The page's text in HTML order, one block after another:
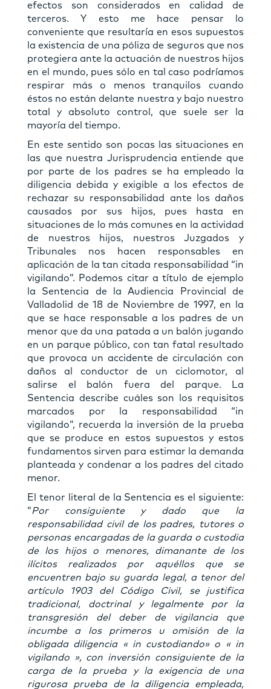
efectos son considerados en calidad de
terceros. Y esto me hace pensar lo
conveniente que resultaría en esos supuestos
la existencia de una póliza de seguros que nos
protegiera ante la actuación de nuestros hijos
en el mundo, pues sólo en tal caso podríamos
respirar más o menos tranquilos cuando
éstos no están delante nuestra y bajo nuestro
total y absoluto control, que suele ser la
mayoría del tiempo.
En este sentido son pocas las situaciones en
las que nuestra Jurisprudencia entiende que
por parte de los padres se ha empleado la
diligencia debida y exigible a los efectos de
rechazar su responsabilidad ante los daños
causados por sus hijos, pues hasta en
situaciones de lo más comunes en la actividad
de nuestros hijos, nuestros Juzgados y
Tribunales nos hacen responsables en
aplicación de la tan citada responsabilidad “in
vigilando”. Podemos citar a título de ejemplo
la Sentencia de la Audiencia Provincial de
Valladolid de 18 de Noviembre de 1997, en la
que se hace responsable a los padres de un
menor que da una patada a un balón jugando
en un parque público, con tan fatal resultado
que provoca un accidente de circulación con
daños al conductor de un ciclomotor, al
salirse el balón fuera del parque. La
Sentencia describe cuáles son los requisitos
marcados por la responsabilidad “in
vigilando”, recuerda la inversión de la prueba
que se produce en estos supuestos y estos
fundamentos sirven para estimar la demanda
planteada y condenar a los padres del citado
menor.
El tenor literal de la Sentencia es el siguiente:
“Por consiguiente y dado que la
responsabilidad civil de los padres, tutores o
personas encargadas de la guarda o custodia
de los hijos o menores, dimanante de los
ilícitos realizados por aquéllos que se
encuentren bajo su guarda legal, a tenor del
artículo 1903 del Código Civil, se justifica
tradicional, doctrinal y legalmente por la
transgresión del deber de vigilancia que
incumbe a los primeros u omisión de la
obligada diligencia « in custodiando» o « in
vigilando », con inversión consiguiente de la
carga de la prueba y la exigencia de una
rigurosa prueba de la diligencia empleada,